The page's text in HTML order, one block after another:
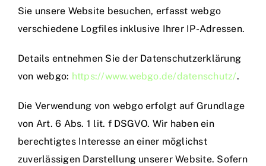
Sie unsere Website besuchen, erfasst webgo
verschiedene Logfiles inklusive Ihrer IP-Adressen.
Details entnehmen Sie der Datenschutzerklärung
von webgo: https://www.webgo.de/datenschutz/.
Die Verwendung von webgo erfolgt auf Grundlage
von Art. 6 Abs. 1 lit. f DSGVO. Wir haben ein
berechtigtes Interesse an einer möglichst
zuverlässigen Darstellung unserer Website. Sofern